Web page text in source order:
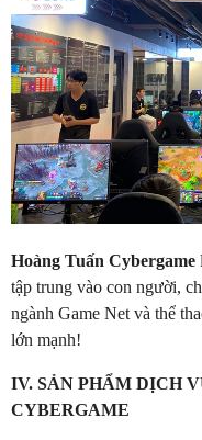
Hoàng Tuấn Cybergame
tập trung vào con người,
ngành Game Net và thể
lớn mạnh!
IV. SẢN PHẨM DỊCH
CYBERGAME